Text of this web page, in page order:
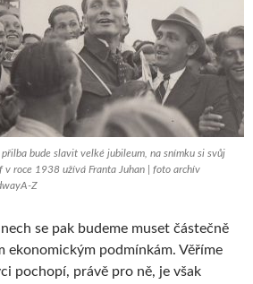
bude slavit velké jubileum, na snímku si svůj
v roce 1938 užívá Franta Juhan | foto archív
Z
se pak budeme muset částečně
ekonomickým podmínkám. Věříme
pochopí, právě pro ně, je však